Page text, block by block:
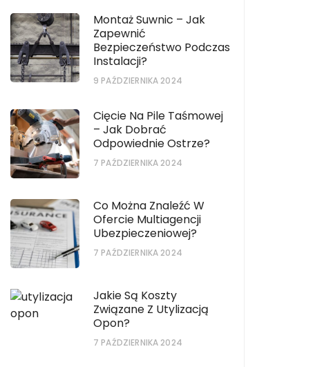
Montaż Suwnic – Jak
Zapewnić
Bezpieczeństwo Podczas
Instalacji?
9 PAŹDZIERNIKA 2024
Cięcie Na Pile Taśmowej
– Jak Dobrać
Odpowiednie Ostrze?
7 PAŹDZIERNIKA 2024
Co Można Znaleźć W
Ofercie Multiagencji
Ubezpieczeniowej?
7 PAŹDZIERNIKA 2024
Jakie Są Koszty
Związane Z Utylizacją
Opon?
7 PAŹDZIERNIKA 2024